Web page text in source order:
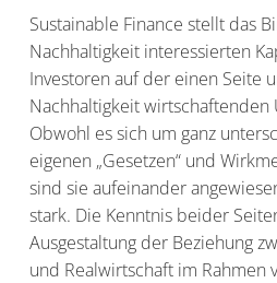
Sustainable Finance stellt das
Nachhaltigkeit interessierten
Investoren auf der einen Seite
Nachhaltigkeit wirtschaftenden
Obwohl es sich um ganz
eigenen „Gesetzen“ und
sind sie aufeinander
stark. Die Kenntnis beider
Ausgestaltung der Beziehung
und Realwirtschaft im Rahmen